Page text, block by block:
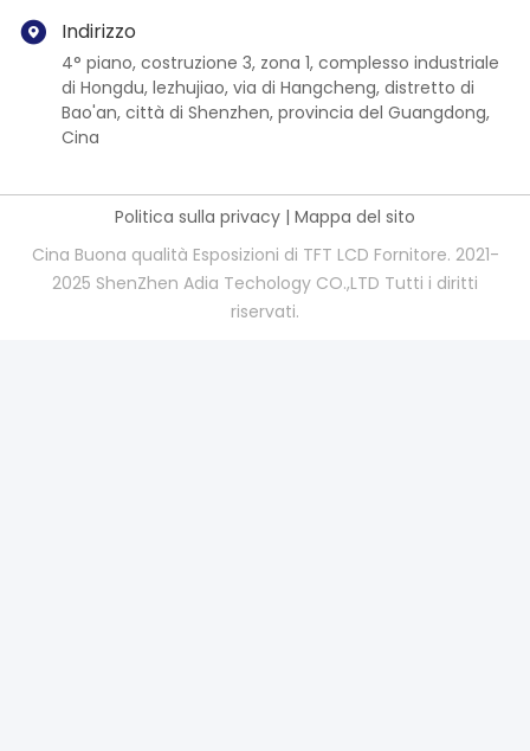
Indirizzo
4° piano, costruzione 3, zona 1, complesso industriale
di Hongdu, lezhujiao, via di Hangcheng, distretto di
Bao'an, città di Shenzhen, provincia del Guangdong,
Cina
Politica sulla privacy | Mappa del sito
Cina Buona qualità Esposizioni di TFT LCD Fornitore. 2021-
2025 ShenZhen Adia Techology CO.,LTD Tutti i diritti
riservati.